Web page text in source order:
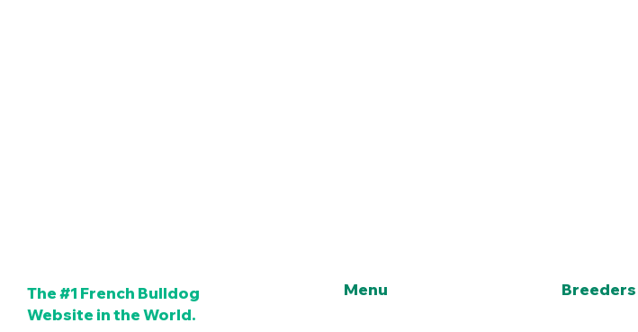
The #1 French Bulldog
Website in the World.
Menu Breeders